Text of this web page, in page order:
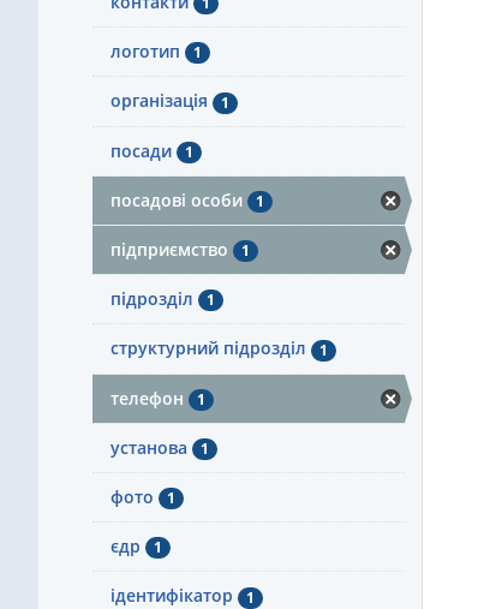
логотип 1
організація 1
посади 1
посадові особи 1
підприємство 1
підрозділ 1
структурний підрозділ 1
телефон 1
установа 1
фото 1
єдр 1
ідентифікатор 1